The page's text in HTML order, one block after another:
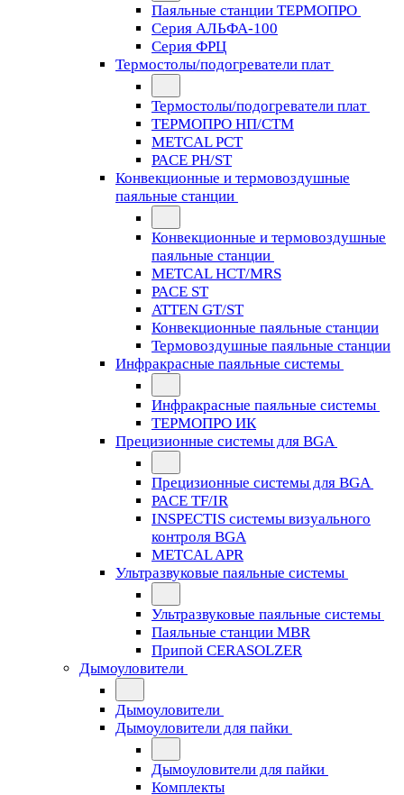
Паяльные станции ТЕРМОПРО
Серия АЛЬФА-100
Серия ФРЦ
Термостолы/подогреватели плат
Термостолы/подогреватели плат
ТЕРМОПРО НП/СТМ
METCAL PCT
PACE PH/ST
Конвекционные и термовоздушные
паяльные станции
Конвекционные и термовоздушные
паяльные станции
METCAL HCT/MRS
PACE ST
ATTEN GT/ST
Конвекционные паяльные станции
Термовоздушные паяльные станции
Инфракрасные паяльные системы
Инфракрасные паяльные системы
ТЕРМОПРО ИК
Прецизионные системы для BGA
Прецизионные системы для BGA
PACE TF/IR
INSPECTIS системы визуального
контроля BGA
METCAL APR
Ультразвуковые паяльные системы
Ультразвуковые паяльные системы
Паяльные станции MBR
Припой CERASOLZER
Дымоуловители
Дымоуловители
Дымоуловители для пайки
Дымоуловители для пайки
Комплекты